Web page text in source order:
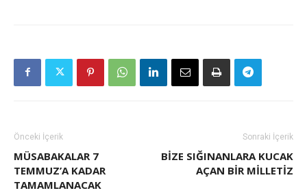
Önceki İçerik
MÜSABAKALAR 7
TEMMUZ’A KADAR
TAMAMLANACAK
Sonraki İçerik
BIZE SIĞINANLARA KUCAK
AÇAN BIR MILLETIZ